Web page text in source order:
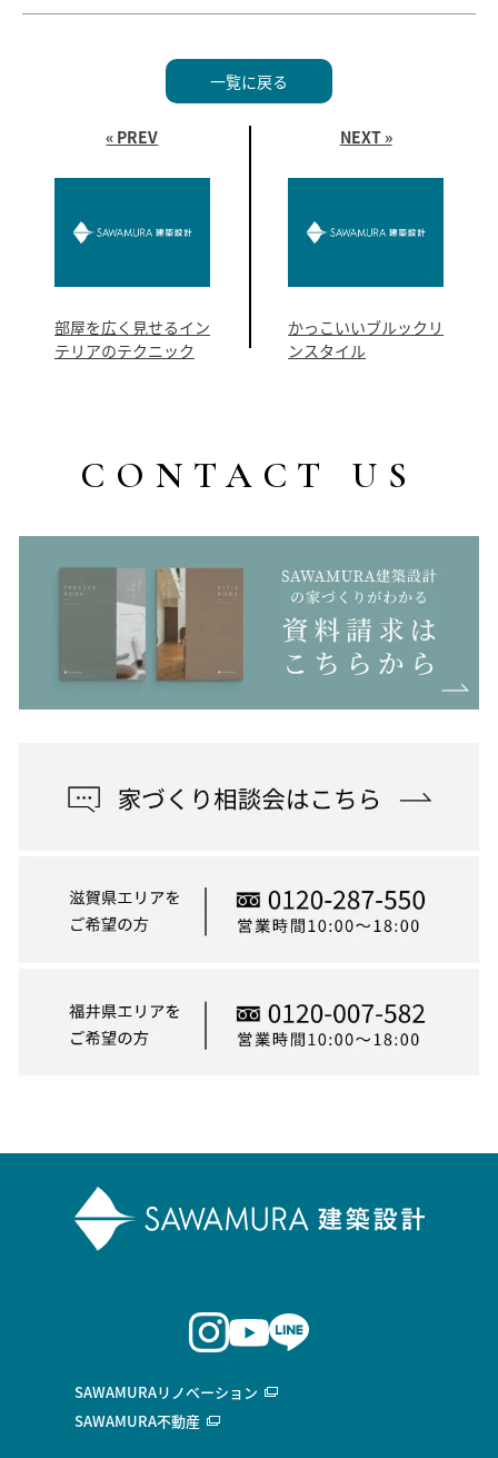
« PREV
部屋を広く見せるイン
テリアのテクニック
一覧に戻る
NEXT »
かっこいいブルックリ
ンスタイル
CONTACT US
SAWAMURAリノベーション
SAWAMURA不動産